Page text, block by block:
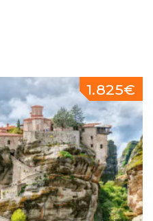
1.825€